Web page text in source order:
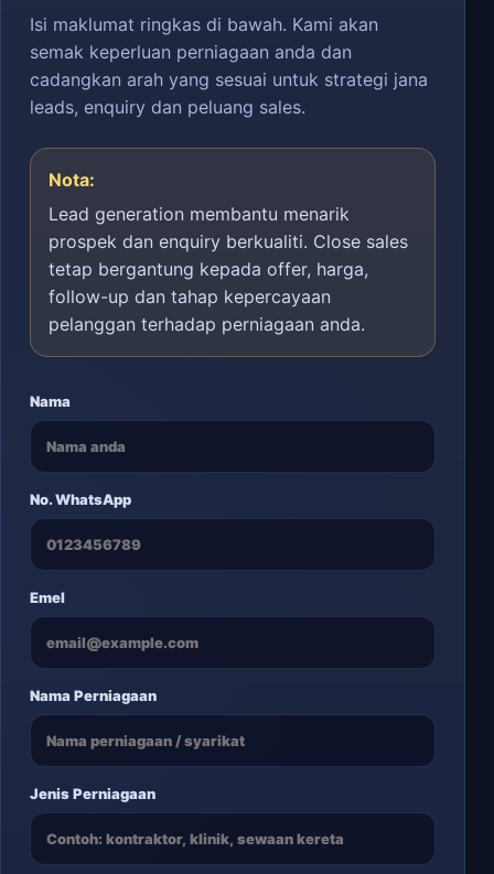
Isi maklumat ringkas di bawah. Kami akan
semak keperluan perniagaan anda dan
cadangkan arah yang sesuai untuk strategi jana
leads, enquiry dan peluang sales.
Nota:
Lead generation membantu menarik
prospek dan enquiry berkualiti. Close sales
tetap bergantung kepada offer, harga,
follow-up dan tahap kepercayaan
pelanggan terhadap perniagaan anda.
Nama
No. WhatsApp
Emel
Nama Perniagaan
Jenis Perniagaan